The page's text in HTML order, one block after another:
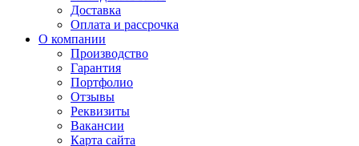
Доставка
Оплата и рассрочка
О компании
Производство
Гарантия
Портфолио
Отзывы
Реквизиты
Вакансии
Карта сайта